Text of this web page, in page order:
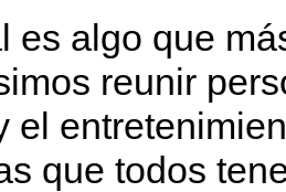
es algo que
reunir
el
que todos